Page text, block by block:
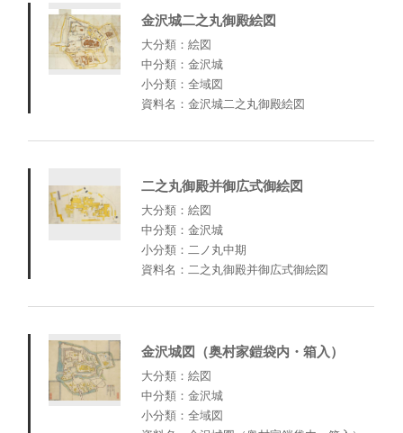
金沢城二之丸御殿絵図
大分類：絵図
中分類：金沢城
小分類：全域図
資料名：金沢城二之丸御殿絵図
二之丸御殿并御広式御絵図
大分類：絵図
中分類：金沢城
小分類：二ノ丸中期
資料名：二之丸御殿并御広式御絵図
金沢城図（奥村家鎧袋内・箱入）
大分類：絵図
中分類：金沢城
小分類：全域図